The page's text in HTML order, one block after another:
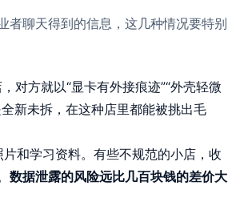
者聊天得到的信息，这几种情况要特别
对方就以“显卡有外接痕迹”“外壳轻微
新未拆，在这种店里都能被挑出毛
和学习资料。有些不规范的小店，收
数据泄露的风险远比几百块钱的差价大